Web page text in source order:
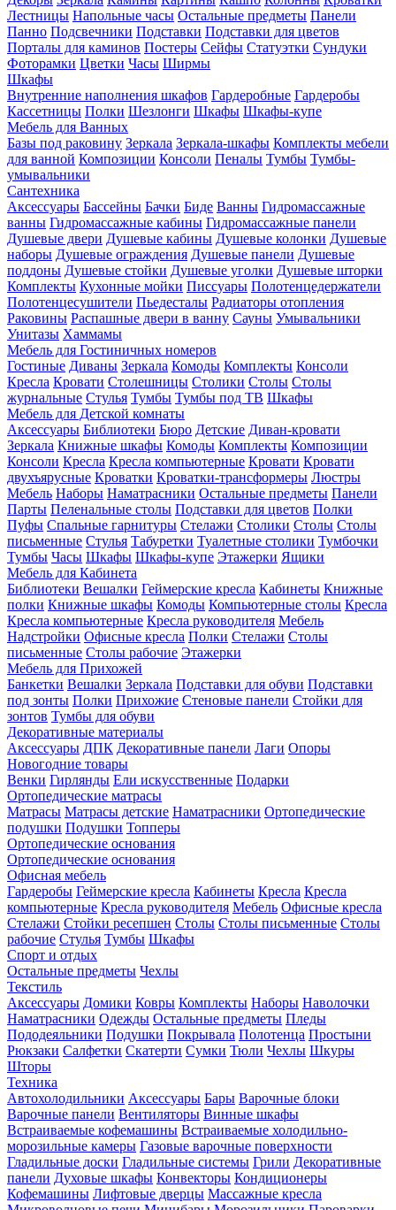
Лестницы Напольные часы Остальные предметы Панели
Панно Подсвечники Подставки Подставки для цветов
Порталы для каминов Постеры Сейфы Статуэтки Сундуки
Фоторамки Цветки Часы Ширмы
Шкафы
Внутренние наполнения шкафов Гардеробные Гардеробы
Кассетницы Полки Шезлонги Шкафы Шкафы-купе
Мебель для Ванных
Базы под раковину Зеркала Зеркала-шкафы Комплекты мебели
для ванной Композиции Консоли Пеналы Тумбы Тумбы-
умывальники
Сантехника
Аксессуары Бассейны Бачки Биде Ванны Гидромассажные
ванны Гидромассажные кабины Гидромассажные панели
Душевые двери Душевые кабины Душевые колонки Душевые
наборы Душевые ограждения Душевые панели Душевые
поддоны Душевые стойки Душевые уголки Душевые шторки
Комплекты Кухонные мойки Писсуары Полотенцедержатели
Полотенцесушители Пьедесталы Радиаторы отопления
Раковины Распашные двери в ванну Сауны Умывальники
Унитазы Хаммамы
Мебель для Гостиничных номеров
Гостиные Диваны Зеркала Комоды Комплекты Консоли
Кресла Кровати Столешницы Столики Столы Столы
журнальные Стулья Тумбы Тумбы под ТВ Шкафы
Мебель для Детской комнаты
Аксессуары Библиотеки Бюро Детские Диван-кровати
Зеркала Книжные шкафы Комоды Комплекты Композиции
Консоли Кресла Кресла компьютерные Кровати Кровати
двухъярусные Кроватки Кроватки-трансформеры Люстры
Мебель Наборы Наматрасники Остальные предметы Панели
Парты Пеленальные столы Подставки для цветов Полки
Пуфы Спальные гарнитуры Стелажи Столики Столы Столы
письменные Стулья Табуретки Туалетные столики Тумбочки
Тумбы Часы Шкафы Шкафы-купе Этажерки Ящики
Мебель для Кабинета
Библиотеки Вешалки Геймерские кресла Кабинеты Книжные
полки Книжные шкафы Комоды Компьютерные столы Кресла
Кресла компьютерные Кресла руководителя Мебель
Надстройки Офисные кресла Полки Стелажи Столы
письменные Столы рабочие Этажерки
Мебель для Прихожей
Банкетки Вешалки Зеркала Подставки для обуви Подставки
под зонты Полки Прихожие Стеновые панели Стойки для
зонтов Тумбы для обуви
Декоративные материалы
Аксессуары ДПК Декоративные панели Лаги Опоры
Новогодние товары
Венки Гирлянды Ели искусственные Подарки
Ортопедические матрасы
Матрасы Матрасы детские Наматрасники Ортопедические
подушки Подушки Топперы
Ортопедические основания
Ортопедические основания
Офисная мебель
Гардеробы Геймерские кресла Кабинеты Кресла Кресла
компьютерные Кресла руководителя Мебель Офисные кресла
Стелажи Стойки ресепшен Столы Столы письменные Столы
рабочие Стулья Тумбы Шкафы
Спорт и отдых
Остальные предметы Чехлы
Текстиль
Аксессуары Домики Ковры Комплекты Наборы Наволочки
Наматрасники Одежды Остальные предметы Пледы
Пододеяльники Подушки Покрывала Полотенца Простыни
Рюкзаки Салфетки Скатерти Сумки Тюли Чехлы Шкуры
Шторы
Техника
Автохолодильники Аксессуары Бары Варочные блоки
Варочные панели Вентиляторы Винные шкафы
Встраиваемые кофемашины Встраиваемые холодильно-
морозильные камеры Газовые варочные поверхности
Гладильные доски Гладильные системы Грили Декоративные
панели Духовые шкафы Конвекторы Кондиционеры
Кофемашины Лифтовые дверцы Массажные кресла